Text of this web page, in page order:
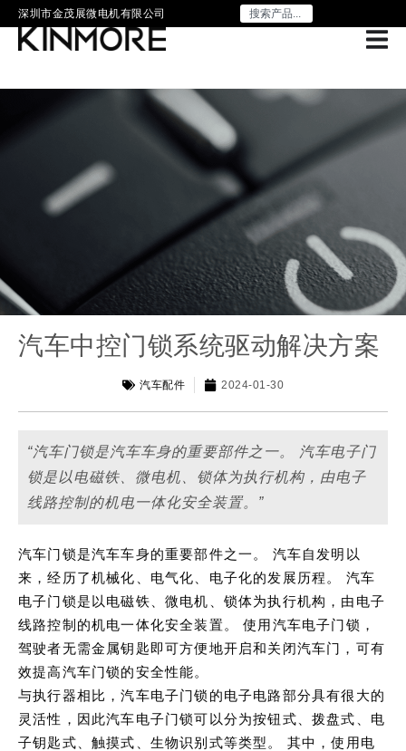
深圳市金茂展微电机有限公司
汽车中控门锁系统驱动解决方案
汽车配件 2024-01-30
“汽车门锁是汽车车身的重要部件之一。 汽车电子门
锁是以电磁铁、微电机、锁体为执行机构，由电子
线路控制的机电一体化安全装置。”
汽车门锁是汽车车身的重要部件之一。 汽车自发明以
来，经历了机械化、电气化、电子化的发展历程。 汽车
电子门锁是以电磁铁、微电机、锁体为执行机构，由电子
线路控制的机电一体化安全装置。 使用汽车电子门锁，
驾驶者无需金属钥匙即可方便地开启和关闭汽车门，可有
效提高汽车门锁的安全性能。
与执行器相比，汽车电子门锁的电子电路部分具有很大的
灵活性，因此汽车电子门锁可以分为按钮式、拨盘式、电
子钥匙式、触摸式、生物识别式等类型。 其中，使用电